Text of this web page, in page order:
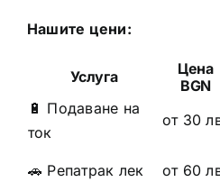
Нашите цени:
Услуга
Цена
BGN
🔋 Подаване на
ток
от 30
🚗 Репатрак лек от 60